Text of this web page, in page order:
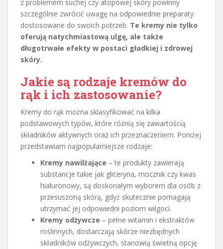
z problemem suchej czy atopowej skóry powinny
szczególnie zwrócić uwagę na odpowiednie preparaty
dostosowane do swoich potrzeb. Te kremy nie tylko
oferują natychmiastową ulgę, ale także
długotrwałe efekty w postaci gładkiej i zdrowej
skóry.
Jakie są rodzaje kremów do
rąk i ich zastosowanie?
Kremy do rąk można sklasyfikować na kilka
podstawowych typów, które różnią się zawartością
składników aktywnych oraz ich przeznaczeniem. Poniżej
przedstawiam najpopularniejsze rodzaje:
Kremy nawilżające – te produkty zawierają
substancje takie jak gliceryna, mocznik czy kwas
hialuronowy, są doskonałym wyborem dla osób z
przesuszoną skórą, gdyż skutecznie pomagają
utrzymać jej odpowiedni poziom wilgoci.
Kremy odżywcze – pełne witamin i ekstraktów
roślinnych, dostarczają skórze niezbędnych
składników odżywczych, stanowią świetną opcję